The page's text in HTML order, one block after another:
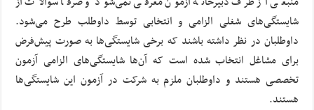
شایستگی‌های شغلی الزامی و انتخابی توسط داوطلب طرح می‌شود.
داوطلبان در نظر داشته باشند که برخی شایستگی‌ها به صورت پیش‌فرض
برای مشاغل انتخاب شده است که آن‌ها شایستگی‌های الزامی آزمون
تخصصی هستند و داوطلبان ملزم به شرکت در آزمون این شایستگی‌ها
هستند.